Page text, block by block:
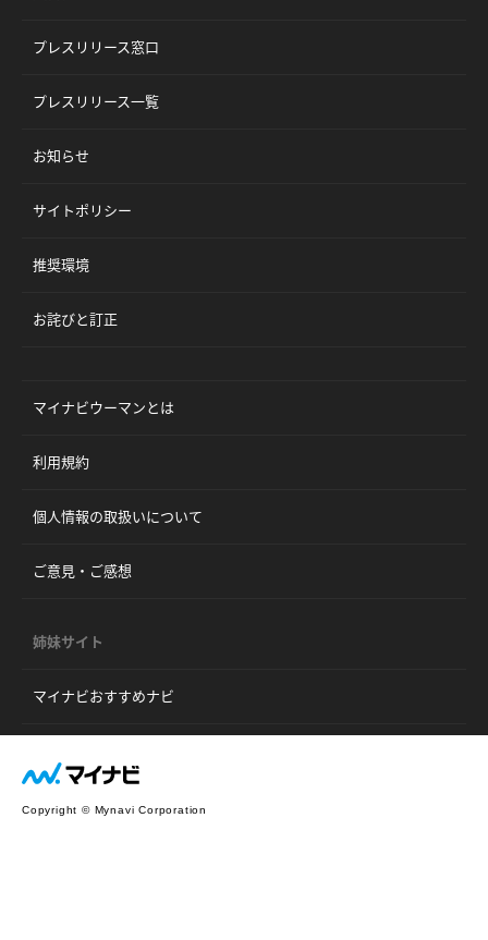
プレスリリース窓口
プレスリリース一覧
お知らせ
サイトポリシー
推奨環境
お詫びと訂正
マイナビウーマンとは
利用規約
個人情報の取扱いについて
ご意見・ご感想
姉妹サイト
マイナビおすすめナビ
Copyright © Mynavi Corporation